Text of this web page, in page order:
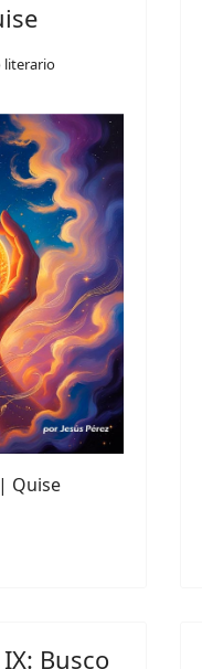
literario
Quise
Busco